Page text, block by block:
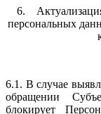
6.
персональных
6.1. В случае
обращении
блокирует